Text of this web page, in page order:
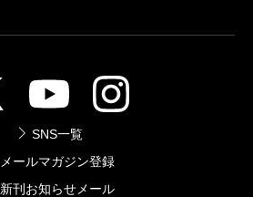
SNS一覧
メールマガジン登録
新刊お知らせメール